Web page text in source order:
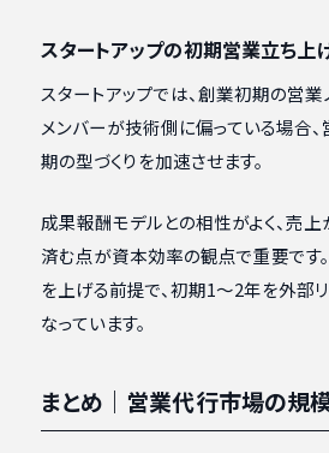
スタートアップの初期営業立ち上
スタートアップでは、創業初期の営
メンバーが技術側に偏っている場合
期の型づくりを加速させます。
成果報酬モデルとの相性がよく、売
済む点が資本効率の観点で重要で
を上げる前提で、初期1〜2年を外部
なっています。
まとめ｜営業代行市場の規